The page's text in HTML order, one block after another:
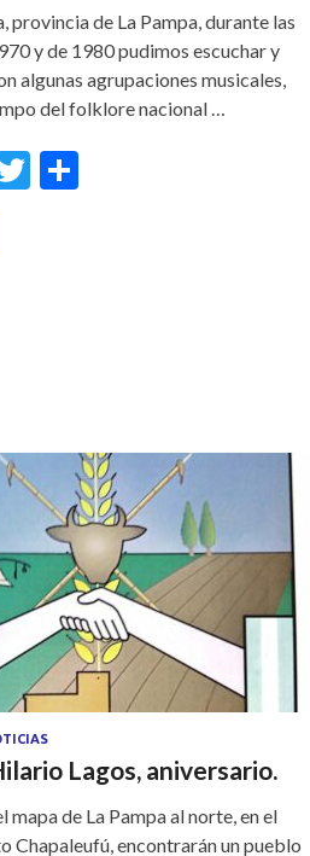
provincia de La Pampa, durante las
y de 1980 pudimos escuchar y
algunas agrupaciones musicales,
del folklore nacional …
T
Lagos, aniversario.
mapa de La Pampa al norte, en el
Chapaleufú, encontrarán un pueblo